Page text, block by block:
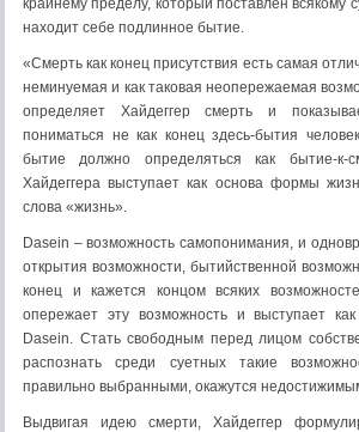
крайнему пределу, который поставлен всякому
находит себе подлинное бытие.
«Смерть как конец присутствия есть самая
неминуемая и как таковая неопережаемая
определяет Хайдеггер смерть и
пониматься не как конец здесь-бытия
бытие должно определяться как бытие-к-
Хайдеггера выступает как основа формы
слова «жизнь».
Dasein – возможность самопонимания, и
открытия возможности, бытийственной
конец и кажется концом всяких
опережает эту возможность и выступает
Dasein. Стать свободным перед лицом
распознать среди суетных такие
правильно выбранными, окажутся
Выдвигая идею смерти, Хайдеггер